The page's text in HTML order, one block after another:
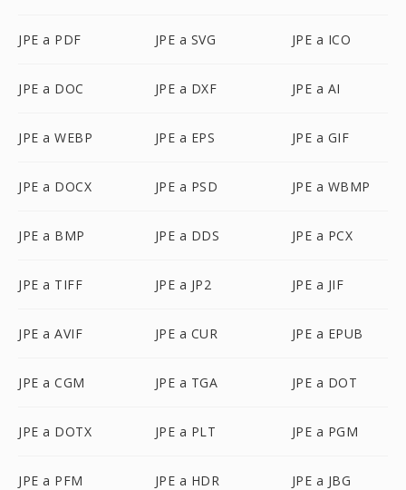
JPE a PDF JPE a SVG JPE a ICO
JPE a DOC JPE a DXF JPE a AI
JPE a WEBP JPE a EPS JPE a GIF
JPE a DOCX JPE a PSD JPE a WBMP
JPE a BMP JPE a DDS JPE a PCX
JPE a TIFF JPE a JP2 JPE a JIF
JPE a AVIF JPE a CUR JPE a EPUB
JPE a CGM JPE a TGA JPE a DOT
JPE a DOTX JPE a PLT JPE a PGM
JPE a PFM JPE a HDR JPE a JBG